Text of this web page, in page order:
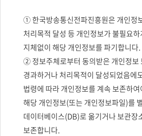
① 한국방송통신전파진흥원은 개인정
처리목적 달성 등 개인정보가 불필요
지체없이 해당 개인정보를 파기합니다.
② 정보주체로부터 동의받은 개인정보
경과하거나 처리목적이 달성되었음에
법령에 따라 개인정보를 계속 보존하
해당 개인정보(또는 개인정보파일)를
데이터베이스(DB)로 옮기거나 보관장
보존합니다.